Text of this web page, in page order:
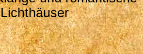
Lichthäuser